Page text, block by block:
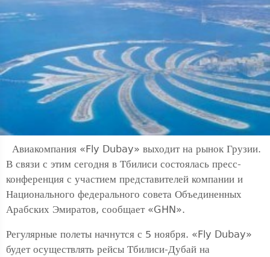
Авиакомпания «Fly Dubay» выходит на рынок Грузии.
В связи с этим сегодня в Тбилиси состоялась пресс-
конференция с участием представителей компании и
Национального федерального совета Объединенных
Арабских Эмиратов, сообщает «GHN».
Регулярные полеты начнутся с 5 ноября. «Fly Dubay»
будет осуществлять рейсы Тбилиси-Дубай на